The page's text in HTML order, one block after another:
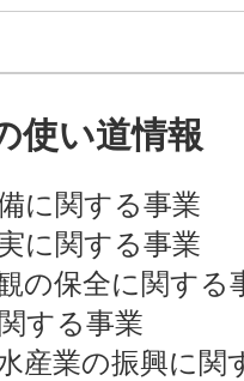
使い道情報
に関する事業
に関する事業
の保全に関する
する事業
産業の振興に関